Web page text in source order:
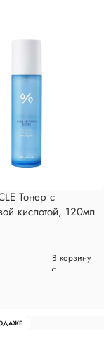
Тонер с
кислотой, 120мл
В корзину